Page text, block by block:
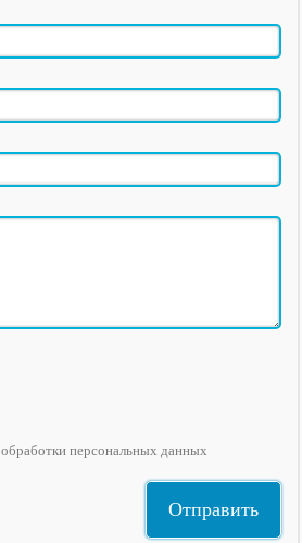
обработки персональных данных